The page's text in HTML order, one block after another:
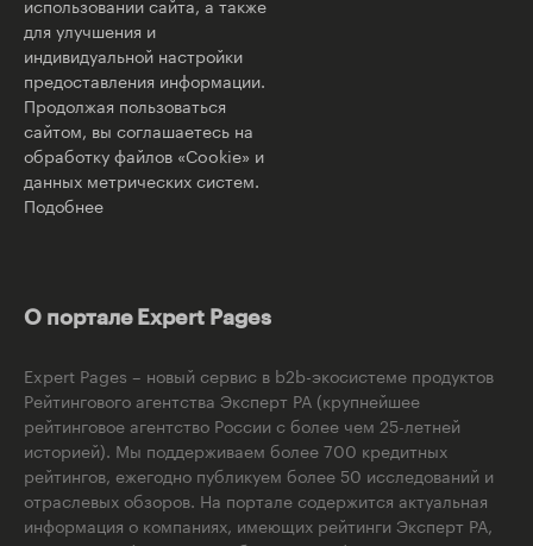
для улучшения и
индивидуальной настройки
предоставления информации.
Продолжая пользоваться
сайтом, вы соглашаетесь на
обработку файлов «Cookie» и
данных метрических систем.
Подобнее
О портале Expert Pages
Expert Pages – новый сервис в b2b-экосистеме продуктов
Рейтингового агентства Эксперт РА (крупнейшее
рейтинговое агентство России с более чем 25-летней
историей). Мы поддерживаем более 700 кредитных
рейтингов, ежегодно публикуем более 50 исследований и
отраслевых обзоров. На портале содержится актуальная
информация о компаниях, имеющих рейтинги Эксперт РА,